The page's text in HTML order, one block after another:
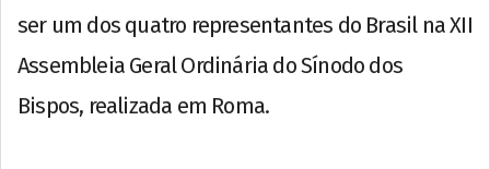
ser um dos quatro representantes do Brasil na XII
Assembleia Geral Ordinária do Sínodo dos
Bispos, realizada em Roma.